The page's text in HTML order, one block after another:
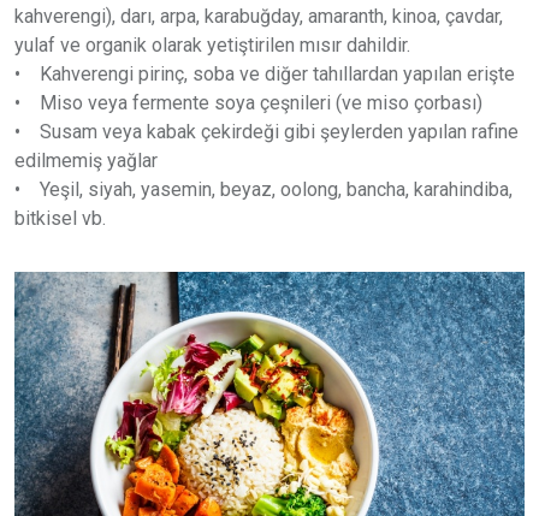
kahverengi), darı, arpa, karabuğday, amaranth, kinoa, çavdar,
yulaf ve organik olarak yetiştirilen mısır dahildir.
• Kahverengi pirinç, soba ve diğer tahıllardan yapılan erişte
• Miso veya fermente soya çeşnileri (ve miso çorbası)
• Susam veya kabak çekirdeği gibi şeylerden yapılan rafine
edilmemiş yağlar
• Yeşil, siyah, yasemin, beyaz, oolong, bancha, karahindiba,
bitkisel vb.